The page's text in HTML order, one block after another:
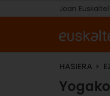
Joan Euskaltel
HASIERA